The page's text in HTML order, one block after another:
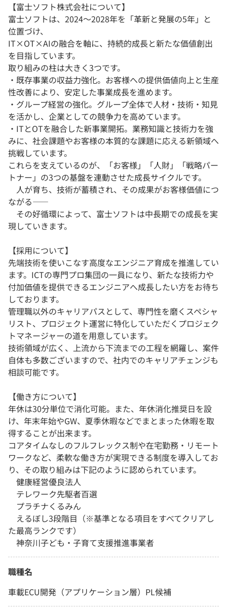
【富士ソフト株式会社について】
富士ソフトは、2024〜2028年を「革新と発展の5年」と
位置づけ、
IT×OT×AIの融合を軸に、持続的成長と新たな価値創出
を目指しています。
取り組みの柱は大きく3つです。
・既存事業の収益力強化。お客様への提供価値向上と生産
性改善により、安定した事業成長を進めます。
・グループ経営の強化。グループ全体で人材・技術・知見
を活かし、企業としての競争力を高めています。
・ITとOTを融合した新事業開拓。業務知識と技術力を強
みに、社会課題やお客様の本質的な課題に応える新領域へ
挑戦しています。
これらを支えているのが、「お客様」「人財」「戦略パー
トナー」の3つの基盤を連動させた成長サイクルです。
人が育ち、技術が蓄積され、その成果がお客様価値につ
ながる——
その好循環によって、富士ソフトは中長期での成長を実
現していきます。
【採用について】
先端技術を使いこなす高度なエンジニア育成を推進してい
ます。ICTの専門プロ集団の一員になり、新たな技術力や
付加価値を提供できるエンジニアへ成長したい方をお待ち
しております。
管理職以外のキャリアパスとして、専門性を磨くスペシャ
リスト、プロジェクト運営に特化していただくプロジェク
トマネージャーの道を用意しています。
技術領域が広く、上流から下流までの工程を網羅し、案件
自体も多数ございますので、社内でのキャリアチェンジも
相談可能です。
【働き方について】
年休は30分単位で消化可能。また、年休消化推奨日を設
け、年末年始やGW、夏季休暇などでまとまった休暇を取
得することが出来ます。
コアタイムなしのフルフレックス制や在宅勤務・リモート
ワークなど、柔軟な働き方が実現できる制度を導入してお
り、その取り組みは下記のように認められています。
健康経営優良法人
テレワーク先駆者百選
プラチナくるみん
えるぼし3段階目（※基準となる項目をすべてクリアし
た最高ランクです）
神奈川子ども・子育て支援推進事業者
職種名
車載ECU開発（アプリケーション層）PL候補